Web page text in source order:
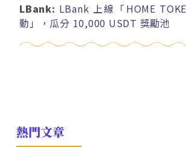
LBank: LBank 上線「HOME
動」，瓜分 10,000 USDT 獎勵池
熱門文章